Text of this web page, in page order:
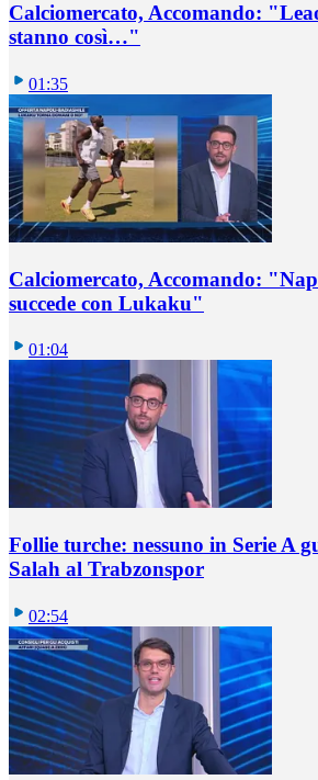
Calciomercato, Accomando:
stanno così…"
01:35
Calciomercato, Accomando:
succede con Lukaku"
01:04
Follie turche: nessuno in Serie A
Salah al Trabzonspor
02:54